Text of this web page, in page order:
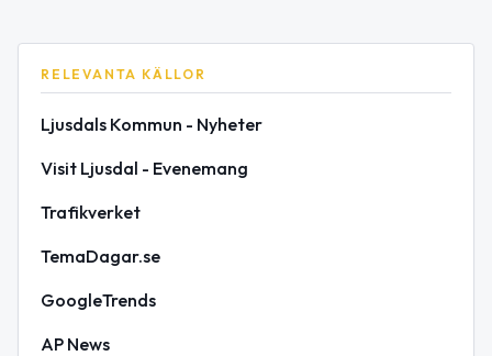
RELEVANTA KÄLLOR
Ljusdals Kommun - Nyheter
Visit Ljusdal - Evenemang
Trafikverket
TemaDagar.se
GoogleTrends
AP News